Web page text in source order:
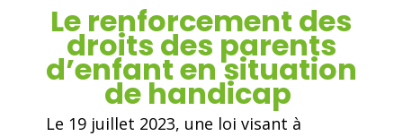
Le renforcement des
droits des parents
d’enfant en situation
de handicap
Le 19 juillet 2023, une loi visant à